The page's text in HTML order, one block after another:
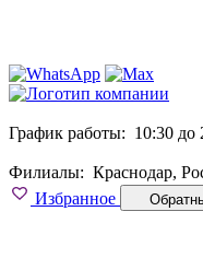
График работы: 10:30 до
Филиалы: Краснодар,
Избранное